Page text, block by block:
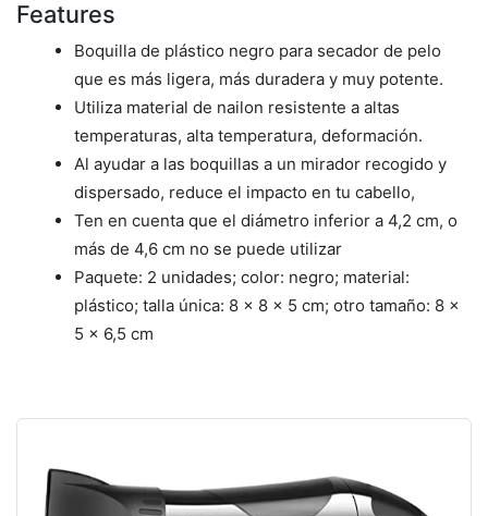
Features
Boquilla de plástico negro para secador de pelo
que es más ligera, más duradera y muy potente.
Utiliza material de nailon resistente a altas
temperaturas, alta temperatura, deformación.
Al ayudar a las boquillas a un mirador recogido y
dispersado, reduce el impacto en tu cabello,
Ten en cuenta que el diámetro inferior a 4,2 cm, o
más de 4,6 cm no se puede utilizar
Paquete: 2 unidades; color: negro; material:
plástico; talla única: 8 x 8 x 5 cm; otro tamaño: 8 x
5 x 6,5 cm